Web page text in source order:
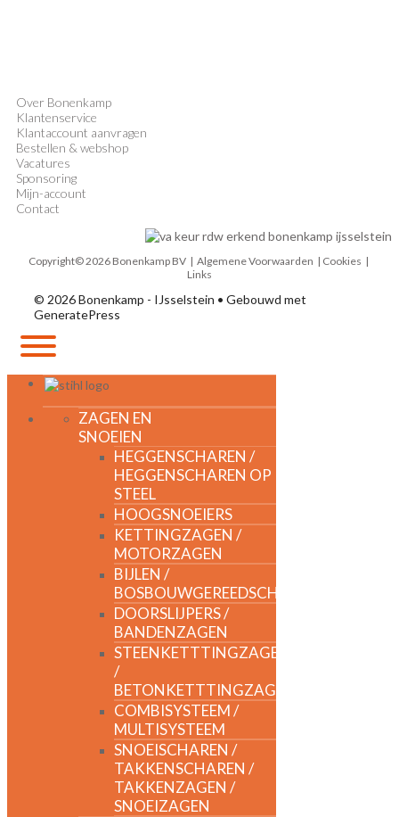
Over Bonenkamp
Klantenservice
Klantaccount aanvragen
Bestellen & webshop
Vacatures
Sponsoring
Mijn-account
Contact
Copyright© 2026 Bonenkamp BV | Algemene Voorwaarden | Cookies |
Links
© 2026 Bonenkamp - IJsselstein • Gebouwd met
GeneratePress
ZAGEN EN
SNOEIEN
HEGGENSCHAREN /
HEGGENSCHAREN OP
STEEL
HOOGSNOEIERS
KETTINGZAGEN /
MOTORZAGEN
BIJLEN /
BOSBOUWGEREEDSCHAP
DOORSLIJPERS /
BANDENZAGEN
STEENKETTTINGZAGEN
/
BETONKETTTINGZAGEN
COMBISYSTEEM /
MULTISYSTEEM
SNOEISCHAREN /
TAKKENSCHAREN /
TAKKENZAGEN /
SNOEIZAGEN